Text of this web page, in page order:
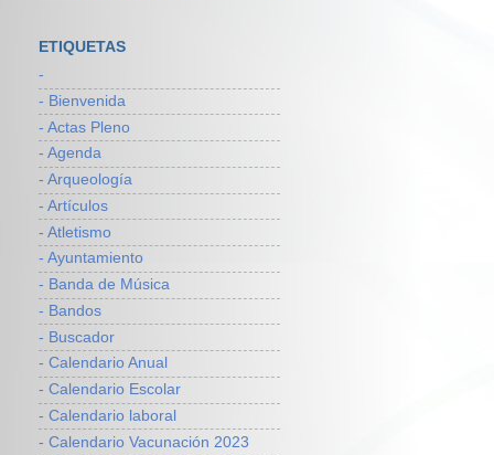
ETIQUETAS
-
- Bienvenida
- Actas Pleno
- Agenda
- Arqueología
- Artículos
- Atletismo
- Ayuntamiento
- Banda de Música
- Bandos
- Buscador
- Calendario Anual
- Calendario Escolar
- Calendario laboral
- Calendario Vacunación 2023